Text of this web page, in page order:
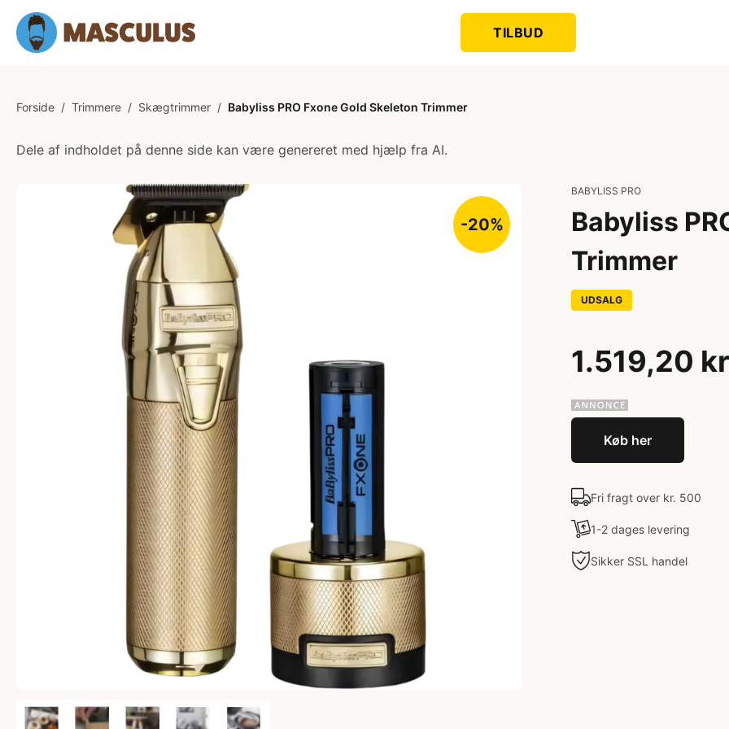
TILBUD
Forside / Trimmere / Skægtrimmer / Babyliss PRO Fxone Gold Skeleton Trimmer
Dele af indholdet på denne side kan være genereret med hjælp fra AI.
-20%
BABYLISS PRO
Babyliss
Trimmer
UDSALG
1.519,20 kr
Køb her
Fri fragt over kr. 500
1-2 dages levering
Sikker SSL handel